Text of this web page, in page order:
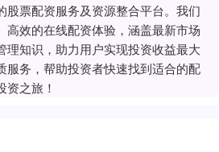
股票配资服务及资源整合平台。我们
高效的在线配资体验，涵盖最新市场
理知识，助力用户实现投资收益最大
服务，帮助投资者快速找到适合的配
资之旅！